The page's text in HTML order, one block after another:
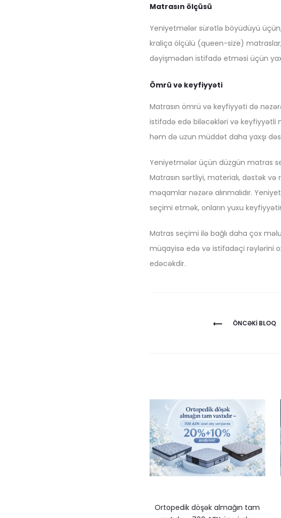
Matrasın ölçüsü
Yeniyetmələr sürətlə böyüdüyü
kraliça ölçülü (queen-size)
dəyişmədən istifadə etməsi üçün
Ömrü və keyfiyyəti
Matrasın ömrü və keyfiyyəti də
istifadə edə biləcəkləri və keyfiyyətli
həm də uzun müddət daha yaxşı
Yeniyetmələr üçün düzgün matras
Matrasın sərtliyi, materialı, dəstək
məqamlar nəzərə alınmalıdır.
seçimi etmək, onların yuxu
Matras seçimi ilə bağlı daha çox
müqayisə edə və istifadəçi rəylərini
edəcəkdir.
ÖNCƏKI BLOQ
Ortopedik döşək almağın tam